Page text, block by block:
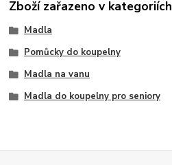
Zboží zařazeno v kategoriích
Madla
Pomůcky do koupelny
Madla na vanu
Madla do koupelny pro seniory